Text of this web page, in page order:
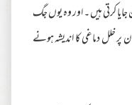
کرتی ہیں ۔ اور وہ یوں جگ
پر خلل دماغی کا اندیشہ ہونے